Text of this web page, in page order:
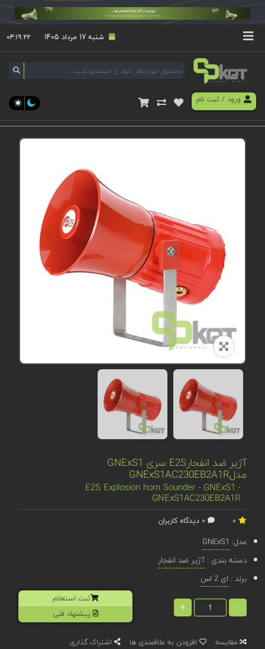
شنبه 17 مرداد 1405 ۰۴:۱۹:۲۳
ورود/ ثبت نام
آژیر ضد انفجارE2S سری GNExS1
مدلGNExS1AC230EB2A1R
E2S Explosion horn Sounder - GNExS1 -
GNExS1AC230EB2A1R
مدل: GNExS1
دسته بندی :آژیر ضد انفجار
برند : ای 2 اس
-
+
ثبت استعلام
پیشنهاد فنی
مقایسه افزودن به علاقمندی ها اشتراک گذاری